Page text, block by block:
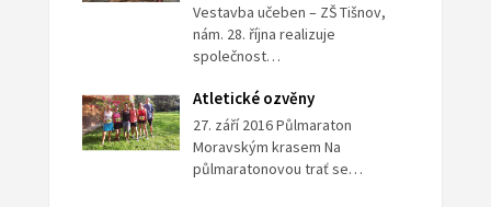
Vestavba učeben – ZŠ Tišnov,
nám. 28. října realizuje
společnost…
Atletické ozvěny
27. září 2016 Půlmaraton
Moravským krasem Na
půlmaratonovou trať se…